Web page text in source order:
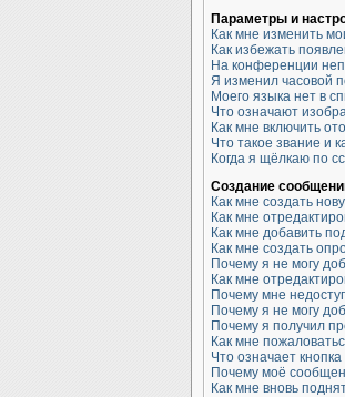
Параметры и
Как мне изменить
Как избежать
На конференции
Я изменил часовой
Моего языка нет в
Что означают
Как мне включить
Что такое звание и
Когда я щёлкаю по
Создание
Как мне создать
Как мне
Как мне добавить
Как мне создать
Почему я не могу
Как мне
Почему мне
Почему я не могу
Почему я получил
Как мне
Что означает
Почему моё
Как мне вновь